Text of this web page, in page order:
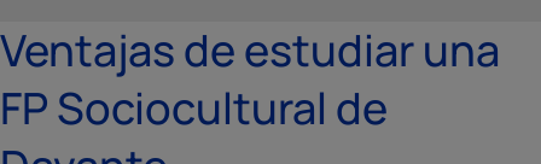
Ventajas de estudiar una
FP Sociocultural de